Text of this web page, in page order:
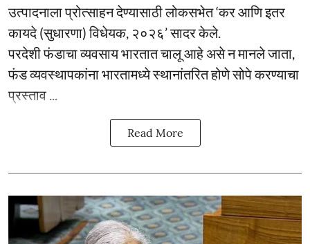
उत्पादनाला प्रोत्साहन देण्यासाठी लोकसभेत ‘कर आणि इतर
कायदे (सुधारणा) विधेयक, २०२६’ सादर केले.
परदेशी फंडाचा व्यवसाय भारतात चालू आहे असे न मानले जाता,
फंड व्यवस्थापकांना भारतामध्ये स्थानांतरित होणे सोपे करण्याचा
प्रस्ताव ...
Read More